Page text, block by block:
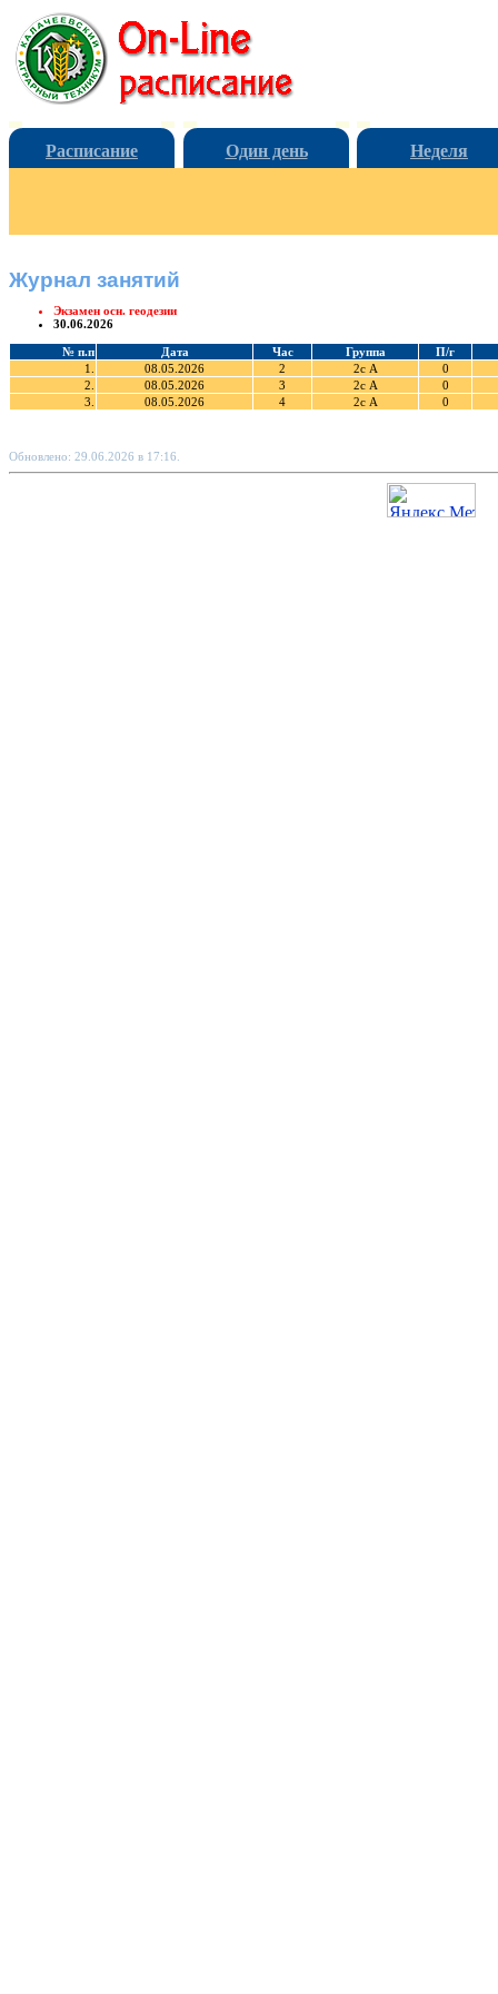
Расписание Один день Неделя
Журнал занятий
Экзамен осн. геодезии
30.06.2026
№ п.п Дата Час Группа
П/г
1.
08.05.2026 2 2с А
0
2.
08.05.2026 3 2с А
0
3.
08.05.2026 4 2с А 0
Обновлено: 29.06.2026 в 17:16.